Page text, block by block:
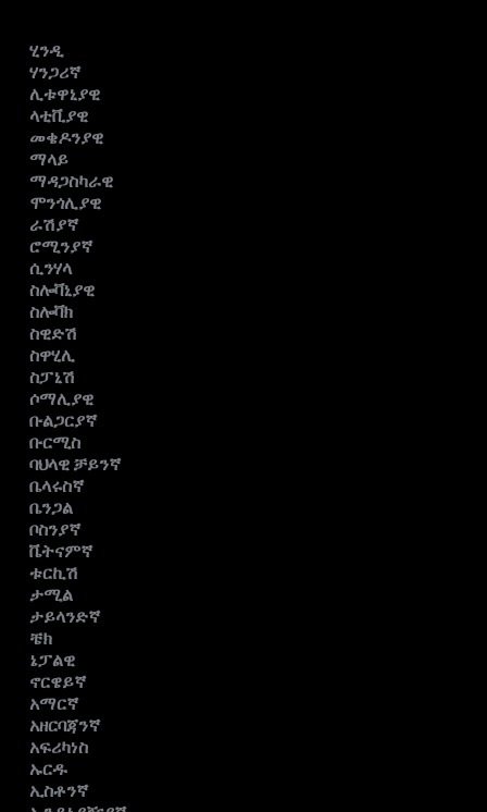
ሂንዲ
ሃንጋሪኛ
ሊቱዋኒያዊ
ላቲቪያዊ
መቄዶንያዊ
ማላይ
ማዳጋስካራዊ
ሞንጎሊያዊ
ራሽያኛ
ሮሚንያኛ
ሲንሃላ
ስሎቫኒያዊ
ስሎቫክ
ስዊድሽ
ስዋሂሊ
ስፓኒሽ
ሶማሊያዊ
ቡልጋርያኛ
ቡርሚስ
ባህላዊ ቻይንኛ
ቤላሩስኛ
ቤንጋል
ቦስንያኛ
ቬትናምኛ
ቱርኪሽ
ታሚል
ታይላንድኛ
ቼክ
ኔፓልዊ
ኖርዌይኛ
አማርኛ
አዘርባጃንኛ
አፍሪካነስ
ኡርዱ
ኢስቶንኛ